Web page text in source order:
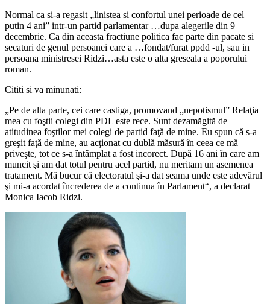
Normal ca si-a regasit „linistea si confortul unei perioade de cel
putin 4 ani” intr-un partid parlamentar …dupa alegerile din 9
decembrie. Ca din aceasta fractiune politica fac parte din pacate si
secaturi de genul persoanei care a …fondat/furat ppdd -ul, sau in
persoana ministresei Ridzi…asta este o alta greseala a poporului
roman.
Cititi si va minunati:
„Pe de alta parte, cei care castiga, promovand „nepotismul” Relaţia
mea cu foştii colegi din PDL este rece. Sunt dezamăgită de
atitudinea foştilor mei colegi de partid faţă de mine. Eu spun că s-a
greşit faţă de mine, au acţionat cu dublă măsură în ceea ce mă
priveşte, tot ce s-a întâmplat a fost incorect. După 16 ani în care am
muncit şi am dat totul pentru acel partid, nu meritam un asemenea
tratament. Mă bucur că electoratul şi-a dat seama unde este adevărul
şi mi-a acordat încrederea de a continua în Parlament“, a declarat
Monica Iacob Ridzi.